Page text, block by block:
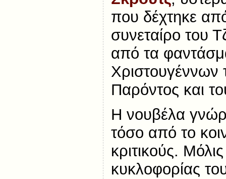
που δέχτηκε
συνεταίρο του
από τα
Χριστουγέννων
Παρόντος και
Η νουβέλα
τόσο από το
κριτικούς.
κυκλοφορίας